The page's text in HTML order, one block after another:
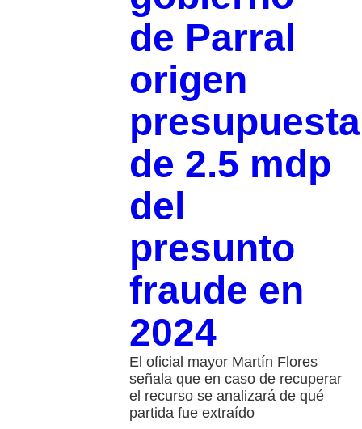
de Parral
origen
de 2.5 mdp
del
presunto
fraude en
2024
El oficial mayor Martín Flores
señala que en caso de recuperar
el recurso se analizará de qué
partida fue extraído